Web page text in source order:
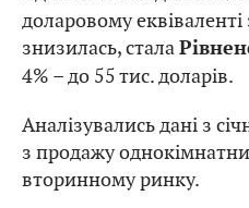
доларовому
знизилась, стала
4% – до 55 тис. доларів.
Аналізувались дані з
з продажу
вторинному ринку.